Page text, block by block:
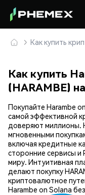
Как купить
Как купить
(HARAMBE)
Покупайте Harambe
самой эффективной
доверяют миллионы.
мгновенными
включая кредитные
сторонние сервисы и
миру. Интуитивная
делают покупку
криптовалютное
Harambe on Solana